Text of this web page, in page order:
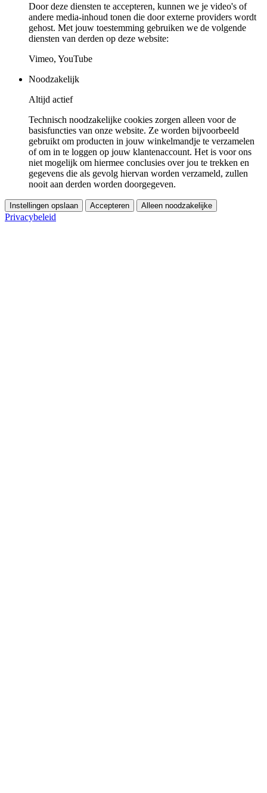
Door deze diensten te accepteren, kunnen we je video's of
andere media-inhoud tonen die door externe providers wordt
gehost. Met jouw toestemming gebruiken we de volgende
diensten van derden op deze website:
Vimeo, YouTube
Noodzakelijk
Altijd actief
Technisch noodzakelijke cookies zorgen alleen voor de
basisfuncties van onze website. Ze worden bijvoorbeeld
gebruikt om producten in jouw winkelmandje te verzamelen
of om in te loggen op jouw klantenaccount. Het is voor ons
niet mogelijk om hiermee conclusies over jou te trekken en
gegevens die als gevolg hiervan worden verzameld, zullen
nooit aan derden worden doorgegeven.
Instellingen opslaan Accepteren Alleen noodzakelijke
Privacybeleid